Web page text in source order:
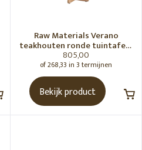
Raw Materials Verano
teakhouten ronde tuintafel -
Ø100 cm
805,00
of 268,33 in 3 termijnen
Bekijk product